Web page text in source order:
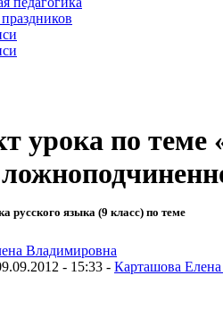
урока по теме
русского языка (9 класс) по теме
- 15:33 - Карташова